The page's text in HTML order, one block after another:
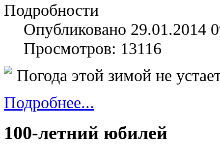
Подробности
Опубликовано 29.01.2014
Просмотров: 13116
Погода этой зимой не
Подробнее...
100-летний юбилей